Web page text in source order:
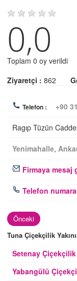
0,0
Toplam 0 oy verildi
Ziyaretçi : 862
Telefon : +90
Ragıp Tüzün
Yenimahalle,
Firmaya mesaj
Telefon
Önceki
Tuna Çiçekçilik
Setenay Çiçekçilik
Yabangülü